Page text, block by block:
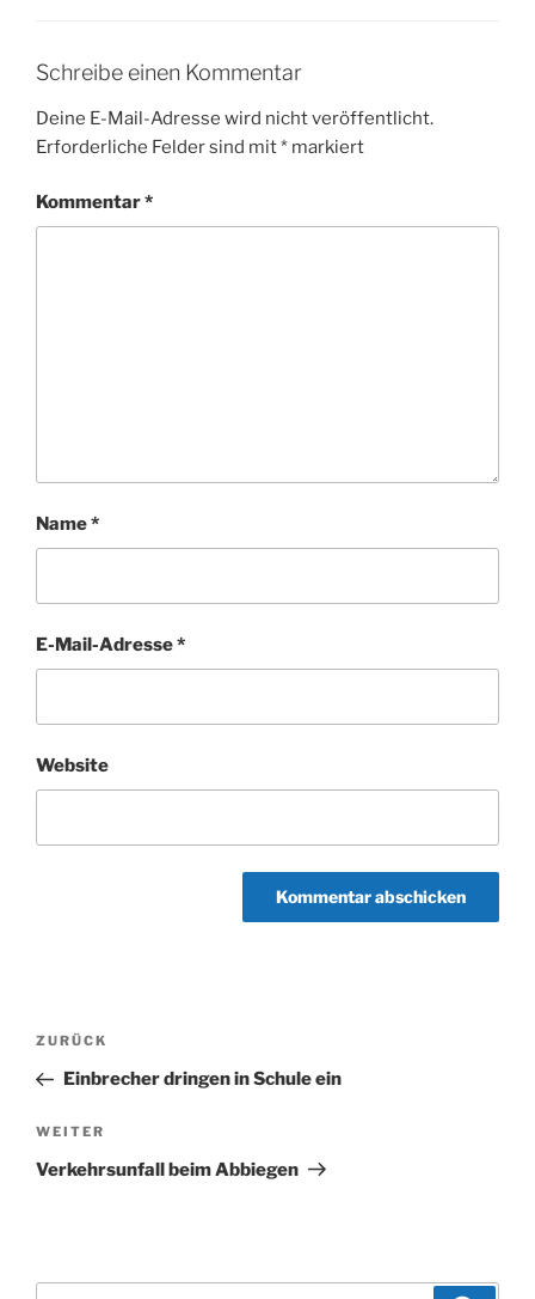
Schreibe einen Kommentar
Deine E-Mail-Adresse wird nicht veröffentlicht.
Erforderliche Felder sind mit* markiert
Kommentar*
Name*
E-Mail-Adresse*
Website
Beitragsnavigation
Vorheriger
Beitrag
ZURÜCK
Einbrecher dringen in Schule ein
Nächster
Beitrag
WEITER
Verkehrsunfall beim Abbiegen